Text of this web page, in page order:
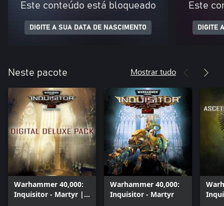
Este conteúdo está bloqueado
DIGITE A SUA DATA DE NASCIMENTO
Este
DIGITE
Neste pacote Mostrar tudo
Warhammer 40,000:
Inquisitor - Martyr |
Warhammer 40,000:
Inquisitor - Martyr